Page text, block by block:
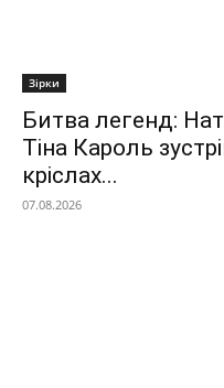
Зірки
Битва легенд:
Тіна Кароль
кріслах...
07.08.2026